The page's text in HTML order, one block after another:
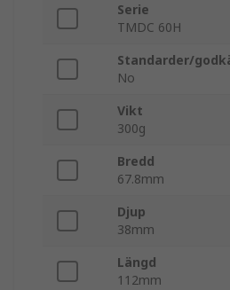
Serie
TMDC 60H
Standarder/
No
Vikt
300g
Bredd
67.8mm
Djup
38mm
Längd
112mm